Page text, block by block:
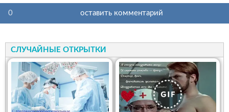
0 оставить комментарий
СЛУЧАЙНЫЕ ОТКРЫТКИ